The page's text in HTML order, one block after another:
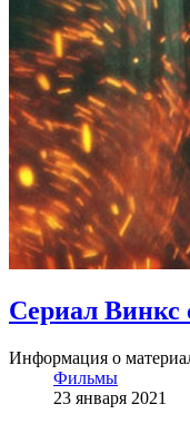
Сериал Винкс
Информация о
Фильмы
23 января 2021